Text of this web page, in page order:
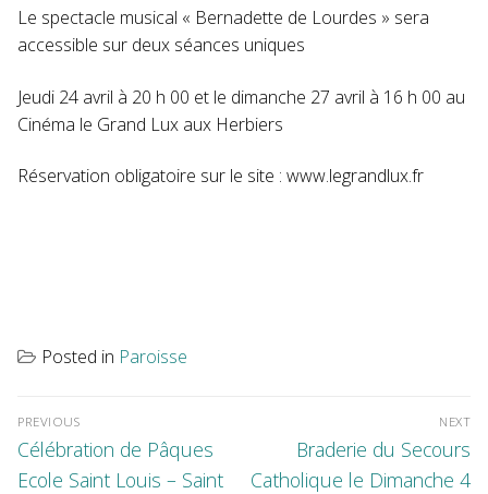
Le spectacle musical « Bernadette de Lourdes » sera
accessible sur deux séances uniques
Jeudi 24 avril à 20 h 00 et le dimanche 27 avril à 16 h 00 au
Cinéma le Grand Lux aux Herbiers
Réservation obligatoire sur le site : www.legrandlux.fr
Posted in Paroisse
de
l’article
PREVIOUS
Previous
post:
Célébration de Pâques
Ecole Saint Louis – Saint
NEXT
Next
post:
Braderie du Secours
Catholique le Dimanche 4